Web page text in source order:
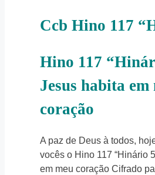
Ccb Hino 117
Hino 117
Jesus habita em
coração
A paz de Deus à todos,
vocês o Hino 117 “Hinário
em meu coração Cifrado